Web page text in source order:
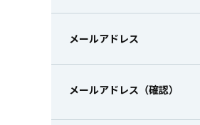
メールアドレス
メールアドレス（確認）